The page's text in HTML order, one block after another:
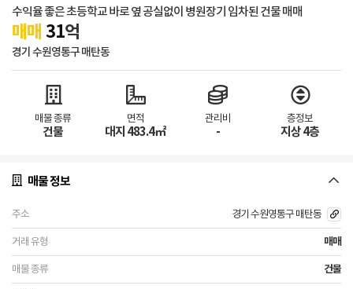
수익율 좋은 초등학교 바로 옆 공실없이 병원장기 임차된 건물 매매
매매 31억
경기 수원영통구 매탄동
매물 종류
건물
면적
대지 483.4㎡
관리비
-
층정보
지상 4층
매물 정보
경기 수원영통구 매탄동
매매
건물